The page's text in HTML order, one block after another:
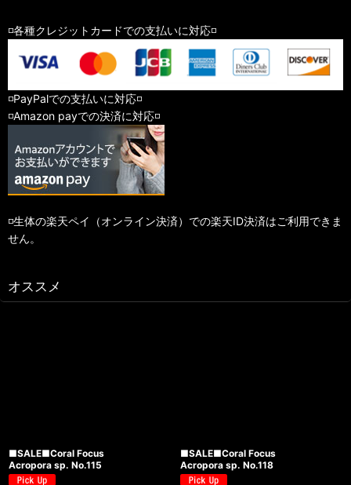
◽️各種クレジットカードでの支払いに対応◽️
◽️PayPalでの支払いに対応◽️
◽️Amazon payでの決済に対応◽️
◽️生体の楽天ペイ（オンライン決済）での楽天ID決済はご利用できま
せん。
オススメ
■SALE■Coral Focus
Acropora sp. No.115
■SALE■Coral Focus
Acropora sp. No.118